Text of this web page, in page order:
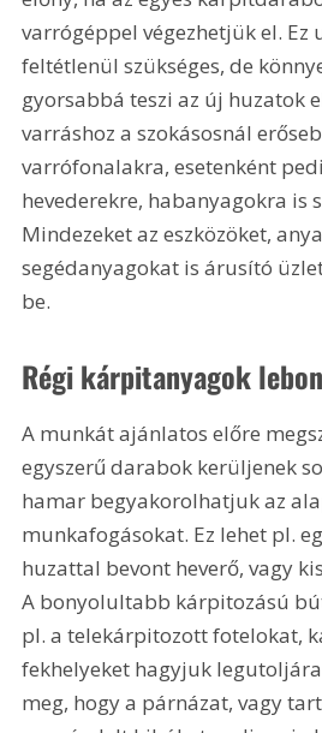
varrógéppel végezhetjük el. Ez
feltétlenül szükséges, de
gyorsabbá teszi az új huzatok
varráshoz a szokásosnál
varrófonalakra, esetenként
hevederekre, habanyagokra is
Mindezeket az eszközöket,
segédanyagokat is árusító
be.
Régi kárpitanyagok
A munkát ajánlatos előre
egyszerű darabok kerüljenek
hamar begyakorolhatjuk az
munkafogásokat. Ez lehet pl.
huzattal bevont heverő, vagy
A bonyolultabb kárpitozású
pl. a telekárpitozott fotelokat,
fekhelyeket hagyjuk
meg, hogy a párnázat, vagy